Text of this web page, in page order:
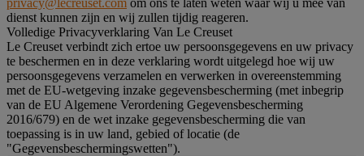
dienst kunnen zijn en wij zullen tijdig reageren.
Volledige Privacyverklaring Van Le Creuset
Le Creuset verbindt zich ertoe uw persoonsgegevens en uw privacy
te beschermen en in deze verklaring wordt uitgelegd hoe wij uw
persoonsgegevens verzamelen en verwerken in overeenstemming
met de EU-wetgeving inzake gegevensbescherming (met inbegrip
van de EU Algemene Verordening Gegevensbescherming
2016/679) en de wet inzake gegevensbescherming die van
toepassing is in uw land, gebied of locatie (de
"Gegevensbeschermingswetten").